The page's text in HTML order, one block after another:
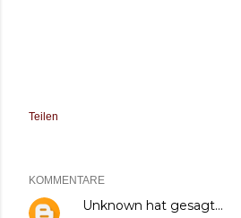
Teilen
KOMMENTARE
Unknown hat gesagt…